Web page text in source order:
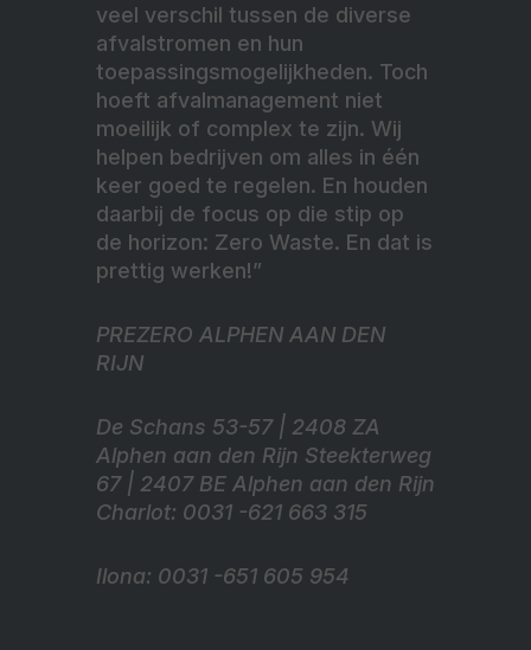
veel verschil tussen de diverse
afvalstromen en hun
toepassingsmogelijkheden. Toch
hoeft afvalmanagement niet
moeilijk of complex te zijn. Wij
helpen bedrijven om alles in één
keer goed te regelen. En houden
daarbij de focus op die stip op
de horizon: Zero Waste. En dat is
prettig werken!”
PREZERO ALPHEN AAN DEN
RIJN
De Schans 53-57 | 2408 ZA
Alphen aan den Rijn Steekterweg
67 | 2407 BE Alphen aan den Rijn
Charlot: 0031 -621 663 315
Ilona: 0031 -651 605 954